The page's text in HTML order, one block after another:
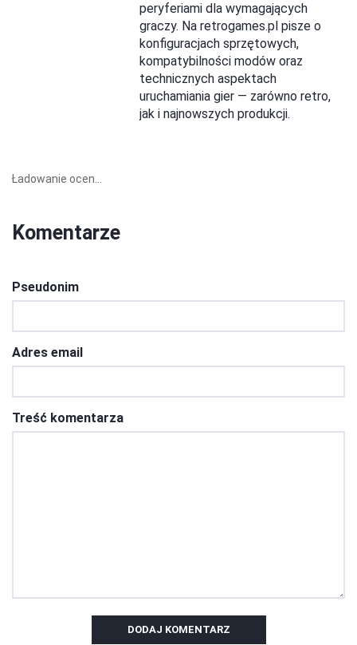
peryferiami dla wymagających
graczy. Na retrogames.pl pisze o
konfiguracjach sprzętowych,
kompatybilności modów oraz
technicznych aspektach
uruchamiania gier — zarówno retro,
jak i najnowszych produkcji.
Ładowanie ocen...
Komentarze
Pseudonim
Adres email
Treść komentarza
DODAJ KOMENTARZ